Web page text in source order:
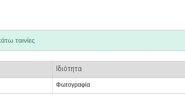
ταινίες
Ιδιότητα
Φωτογραφία